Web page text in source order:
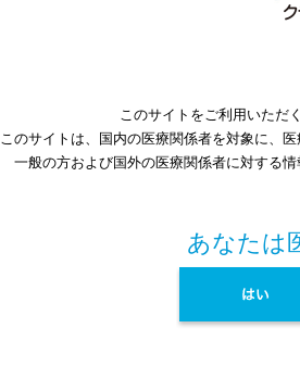
このサイトをご利用いただ
このサイトは、国内の医療関係者を対象に、
一般の方および国外の医療関係者に対する
あなたは